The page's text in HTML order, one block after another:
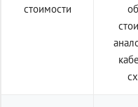
стоимости